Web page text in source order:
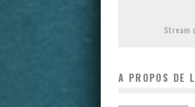
Stream
A PROPOS DE